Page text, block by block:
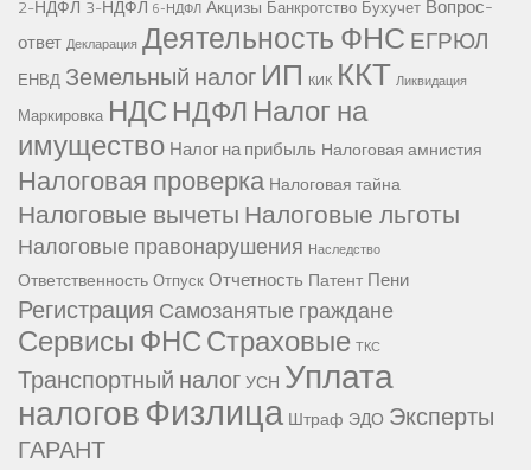
2-НДФЛ 3-НДФЛ 6-НДФЛ Акцизы Банкротство Бухучет Вопрос-
ответ Декларация Деятельность ФНС ЕГРЮЛ
ЕНВД Земельный налог ИП КИК ККТ Ликвидация
Маркировка НДС НДФЛ Налог на
имущество Налог на прибыль Налоговая амнистия
Налоговая проверка Налоговая тайна
Налоговые вычетыНалоговые льготы
Налоговые правонарушения Наследство
Ответственность Отпуск Отчетность Патент Пени
Регистрация Самозанятые граждане
Сервисы ФНССтраховые ТКС
Транспортный налогУСН Уплата
налоговФизлица Штраф ЭДО Эксперты
ГАРАНТ